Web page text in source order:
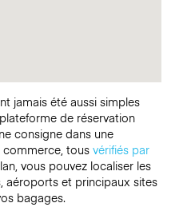
jamais été aussi simples
de réservation
consigne dans une
tous vérifiés par
vous pouvez localiser les
aéroports et principaux sites
bagages.